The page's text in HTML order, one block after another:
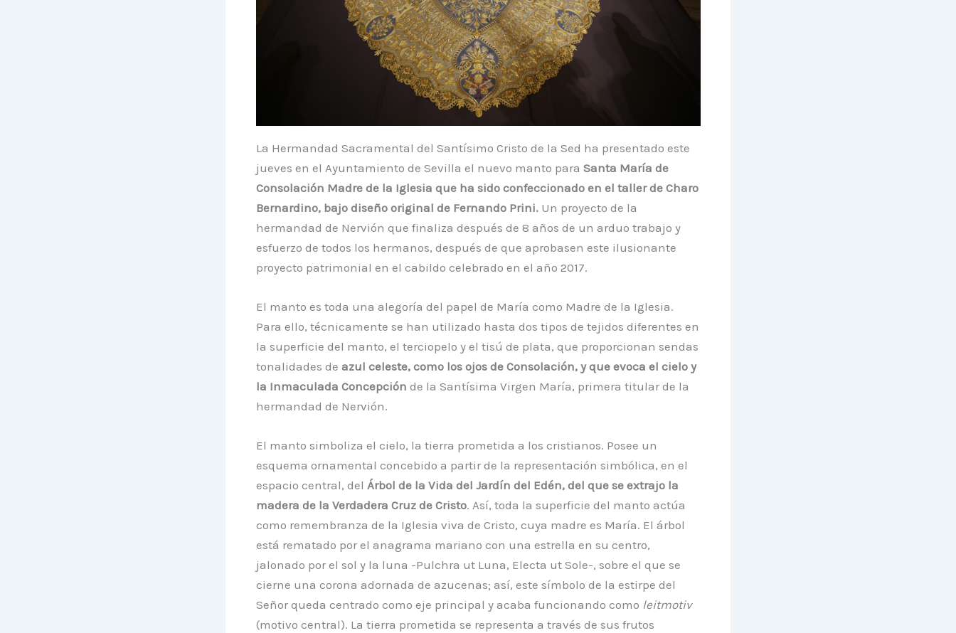
La Hermandad Sacramental del Santísimo Cristo de la Sed ha presentado este
jueves en el Ayuntamiento de Sevilla el nuevo manto para Santa María de
Consolación Madre de la Iglesia que ha sido confeccionado en el taller de Charo
Bernardino, bajo diseño original de Fernando Prini.Un proyecto de la
hermandad de Nervión que finaliza después de 8 años de un arduo trabajo y
esfuerzo de todos los hermanos, después de que aprobasen este ilusionante
proyecto patrimonial en el cabildo celebrado en el año 2017.
El manto es toda una alegoría del papel de María como Madre de la Iglesia.
Para ello, técnicamente se han utilizado hasta dos tipos de tejidos diferentes en
la superficie del manto, el terciopelo y el tisú de plata, que proporcionan sendas
tonalidades de azul celeste, como los ojos de Consolación, y que evoca el cielo y
la Inmaculada Concepción de la Santísima Virgen María, primera titular de la
hermandad de Nervión.
El manto simboliza el cielo, la tierra prometida a los cristianos. Posee un
esquema ornamental concebido a partir de la representación simbólica, en el
espacio central, del Árbol de la Vida del Jardín del Edén, del que se extrajo la
madera de la Verdadera Cruz de Cristo. Así, toda la superficie del manto actúa
como remembranza de la Iglesia viva de Cristo, cuya madre es María. El árbol
está rematado por el anagrama mariano con una estrella en su centro,
jalonado por el sol y la luna -Pulchra ut Luna, Electa ut Sole-, sobre el que se
cierne una corona adornada de azucenas; así, este símbolo de la estirpe del
Señor queda centrado como eje principal y acaba funcionando como leitmotiv
(motivo central). La tierra prometida se representa a través de sus frutos